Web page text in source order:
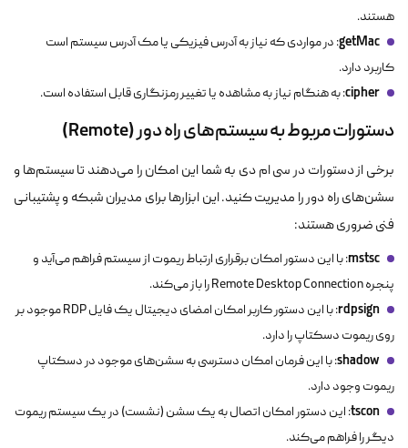
هستند.
getMac: در مواردی که نیاز به آدرس فیزیکی یا مک آدرس سیستم است
کاربرد دارد.
cipher: به هنگام نیاز به مشاهده یا تغییر رمزنگاری قابل استفاده است.
دستورات مربوط به سیستم‌های راه دور (Remote)
برخی از دستورات در سی ام دی به شما این امکان را می‌دهند تا سیستم‌ها و
سشن‌های راه دور را مدیریت کنید. این ابزارها برای مدیران شبکه و پشتیبانی
فنی ضروری هستند:
mstsc: با این دستور امکان برقراری ارتباط ریموت از سیستم فراهم می‌آید و
پنجره Remote Desktop Connection را باز می‌کند.
rdpsign
: با این دستور کاربر امکان امضای دیجیتال یک فایل RDP موجود بر
روی ریموت دسکتاپ را دارد.
shadow: با این فرمان امکان دسترسی به سشن‌های موجود در دسکتاپ
ریموت وجود دارد.
tscon: این دستور امکان اتصال به یک سشن (نشست) در یک سیستم ریموت
دیگر را فراهم می‌کند.